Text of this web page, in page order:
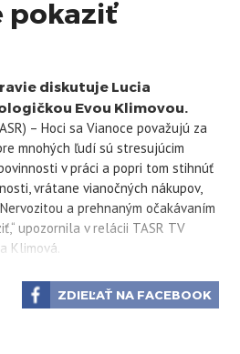
pokaziť
diskutuje Lucia
Evou Klimovou.
– Hoci sa Vianoce považujú za
mnohých ľudí sú stresujúcim
v práci a popri tom stihnúť
vrátane vianočných nákupov,
a prehnaným očakávaním
upozornila v relácii TASR TV
Klimová.
vyčerpaní, tak si nebudeme vedieť
konštatovala. Ľudia by si
ZDIEĽAŤ NA FACEBOOK